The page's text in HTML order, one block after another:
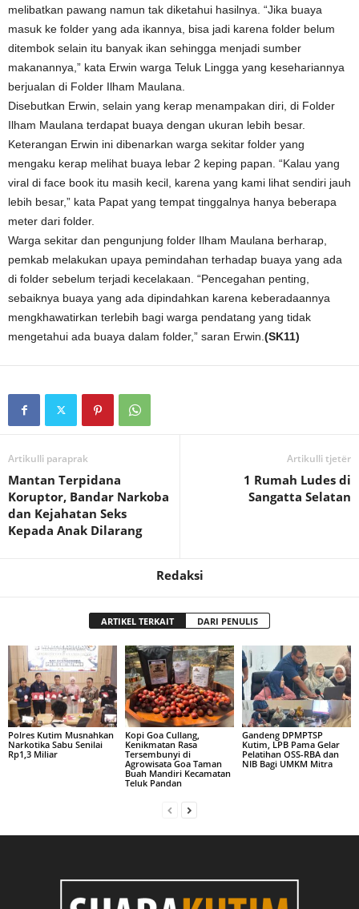
melibatkan pawang namun tak diketahui hasilnya. “Jika buaya
masuk ke folder yang ada ikannya, bisa jadi karena folder belum
ditembok selain itu banyak ikan sehingga menjadi sumber
makanannya,” kata Erwin warga Teluk Lingga yang kesehariannya
berjualan di Folder Ilham Maulana.
Disebutkan Erwin, selain yang kerap menampakan diri, di Folder
Ilham Maulana terdapat buaya dengan ukuran lebih besar.
Keterangan Erwin ini dibenarkan warga sekitar folder yang
mengaku kerap melihat buaya lebar 2 keping papan. “Kalau yang
viral di face book itu masih kecil, karena yang kami lihat sendiri jauh
lebih besar,” kata Papat yang tempat tinggalnya hanya beberapa
meter dari folder.
Warga sekitar dan pengunjung folder Ilham Maulana berharap,
pemkab melakukan upaya pemindahan terhadap buaya yang ada
di folder sebelum terjadi kecelakaan. “Pencegahan penting,
sebaiknya buaya yang ada dipindahkan karena keberadaannya
mengkhawatirkan terlebih bagi warga pendatang yang tidak
mengetahui ada buaya dalam folder,” saran Erwin. (SK11)
Artikulli paraprak
Mantan Terpidana
Koruptor, Bandar Narkoba
dan Kejahatan Seks
Kepada Anak Dilarang
Artikulli tjetër
1 Rumah Ludes di
Sangatta Selatan
Redaksi
ARTIKEL TERKAIT DARI PENULIS
Polres Kutim Musnahkan
Narkotika Sabu Senilai
Rp1,3 Miliar
Kopi Goa Cullang,
Kenikmatan Rasa
Tersembunyi di
Agrowisata Goa Taman
Buah Mandiri Kecamatan
Teluk Pandan
Gandeng DPMPTSP
Kutim, LPB Pama Gelar
Pelatihan OSS-RBA dan
NIB Bagi UMKM Mitra